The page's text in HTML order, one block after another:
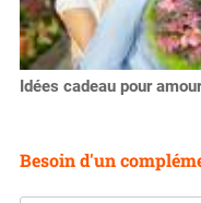
Idées cadeau pour
Besoin d'un